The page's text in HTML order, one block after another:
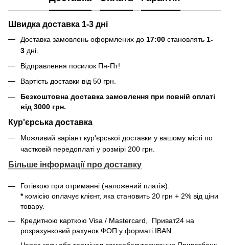
Швидка доставка 1-3 дні
Доставка замовлень оформлених до 17:00 становлять 1-
3 дні.
Відправлення посилок Пн-Пт!
Вартість доставки від 50 грн.
Безкоштовна доставка замовлення при повній оплаті
від 3000 грн.
Кур'єрська доставка
Можливий варіант кур'єрської доставки у вашому місті по
частковій передоплаті у розмірі 200 грн.
Більше інформації про доставку
Готівкою при отриманні (наложений платіж).
* комісію оплачує клієнт, яка становить 20 грн + 2% від ціни
товару.
Кредитною карткою Visa / Mastercard, Приват24 на
розрахунковий рахунок ФОП у форматі IBAN